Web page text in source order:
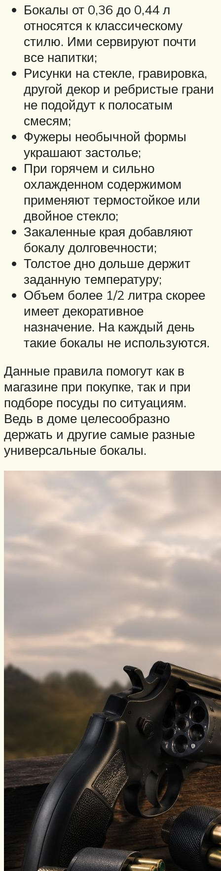
Бокалы от 0,36 до 0,44 л
относятся к классическому
стилю. Ими сервируют почти
все напитки;
Рисунки на стекле, гравировка,
другой декор и ребристые грани
не подойдут к полосатым
смесям;
Фужеры необычной формы
украшают застолье;
При горячем и сильно
охлажденном содержимом
применяют термостойкое или
двойное стекло;
Закаленные края добавляют
бокалу долговечности;
Толстое дно дольше держит
заданную температуру;
Объем более 1/2 литра скорее
имеет декоративное
назначение. На каждый день
такие бокалы не используются.
Данные правила помогут как в
магазине при покупке, так и при
подборе посуды по ситуациям.
Ведь в доме целесообразно
держать и другие самые разные
универсальные бокалы.